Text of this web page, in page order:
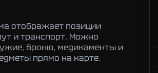
отображает позиции
и транспорт. Можно
броню, медикаменты и
прямо на карте.